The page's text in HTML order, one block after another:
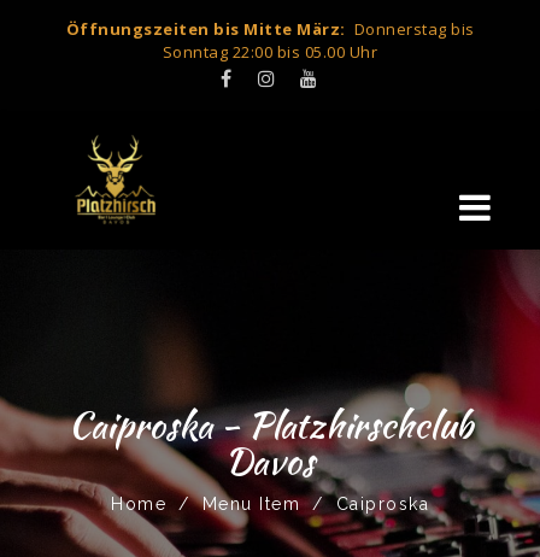
Öffnungszeiten bis Mitte März: Donnerstag bis
Sonntag 22:00 bis 05.00 Uhr
Caiproska - Platzhirschclub
Davos
Home / Menu Item / Caiproska